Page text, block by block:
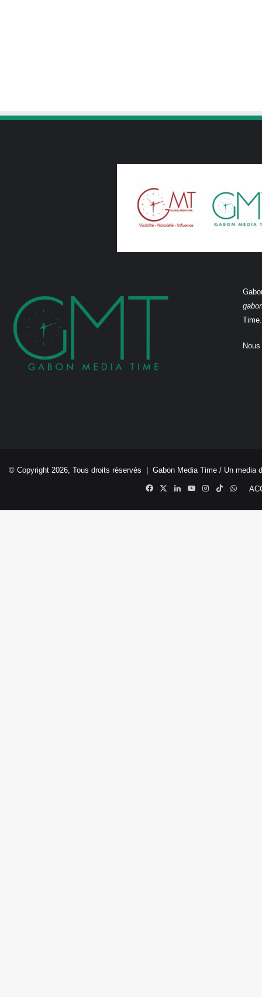
Time.
© Copyright 2026, Tous droits réservés | Gabon Media Time / Un media
Facebook
X LinkedinYouTubeInstagram
TikTok